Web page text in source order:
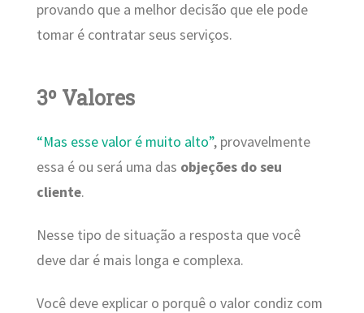
provando que a melhor decisão que ele pode
tomar é contratar seus serviços.
3º Valores
“Mas esse valor é muito alto”, provavelmente
essa é ou será uma das objeções do seu
cliente.
Nesse tipo de situação a resposta que você
deve dar é mais longa e complexa.
Você deve explicar o porquê o valor condiz com